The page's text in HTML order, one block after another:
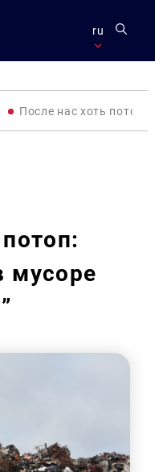
ru
После нас хоть потоп:
мусоре